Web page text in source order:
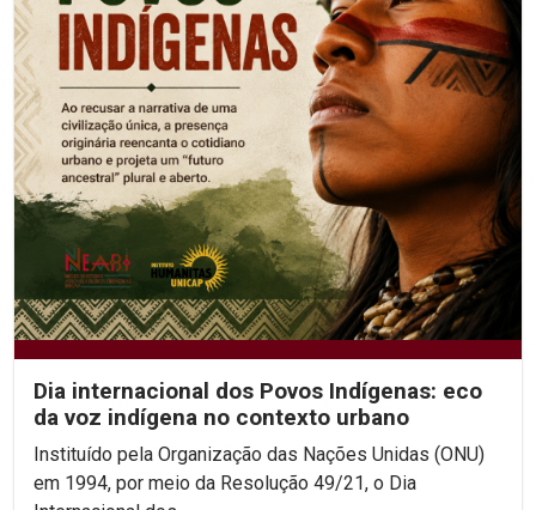
Dia internacional dos Povos Indígenas: eco
da voz indígena no contexto urbano
Instituído pela Organização das Nações Unidas (ONU)
em 1994, por meio da Resolução 49/21, o Dia